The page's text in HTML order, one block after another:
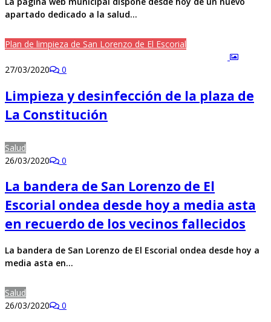
apartado dedicado a la salud…
Plan de limpieza de San Lorenzo de El Escorial
27/03/2020 0
Limpieza y desinfección de la plaza de
La Constitución
Salud
26/03/2020
0
La bandera de San Lorenzo de El
Escorial ondea desde hoy a media asta
en recuerdo de los vecinos fallecidos
La bandera de San Lorenzo de El Escorial ondea desde hoy a
media asta en…
Salud
26/03/2020
0